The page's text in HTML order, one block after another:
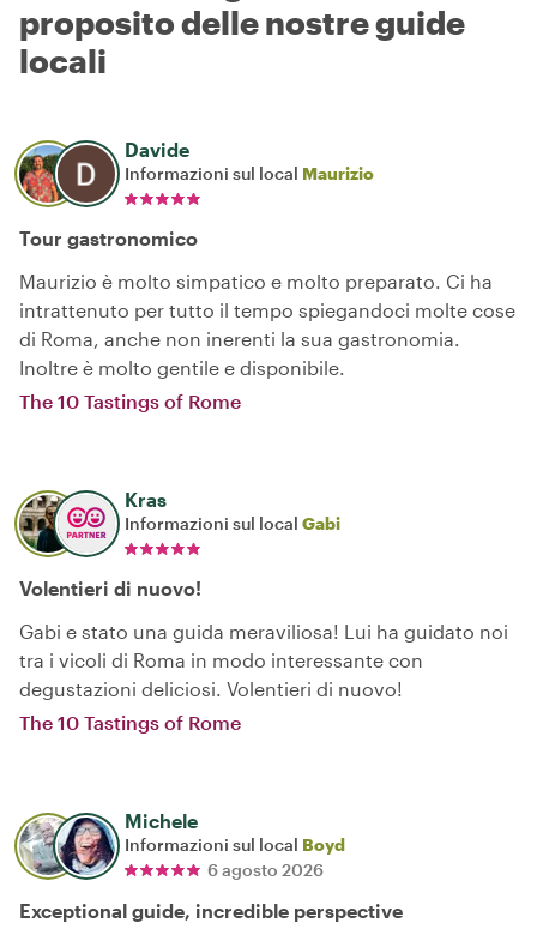
proposito delle nostre guide
locali
Davide
Informazioni sul local Maurizio
Tour gastronomico
Maurizio è molto simpatico e molto preparato. Ci ha
intrattenuto per tutto il tempo spiegandoci molte cose
di Roma, anche non inerenti la sua gastronomia.
Inoltre è molto gentile e disponibile.
The 10 Tastings of Rome
Kras
Informazioni sul local Gabi
Volentieri di nuovo!
Gabi e stato una guida meraviliosa! Lui ha guidato noi
tra i vicoli di Roma in modo interessante con
degustazioni deliciosi. Volentieri di nuovo!
The 10 Tastings of Rome
Michele
Informazioni sul local Boyd
6 agosto 2026
Exceptional guide, incredible perspective